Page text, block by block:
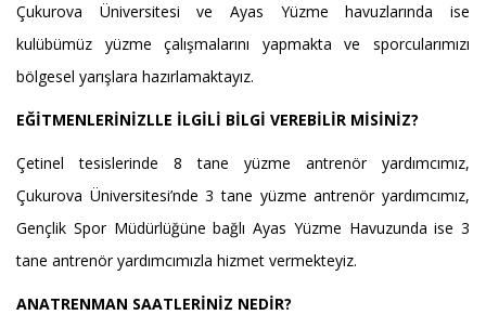
Çukurova Üniversitesi ve Ayas Yüzme havuzlarında ise
kulübümüz yüzme çalışmalarını yapmakta ve sporcularımızı
bölgesel yarışlara hazırlamaktayız.
EĞİTMENLERİNİZLLE İLGİLİ BİLGİ VEREBİLİR MİSİNİZ?
Çetinel tesislerinde 8 tane yüzme antrenör yardımcımız,
Çukurova Üniversitesi’nde 3 tane yüzme antrenör yardımcımız,
Gençlik Spor Müdürlüğüne bağlı Ayas Yüzme Havuzunda ise 3
tane antrenör yardımcımızla hizmet vermekteyiz.
ANATRENMAN SAATLERİNİZ NEDİR?